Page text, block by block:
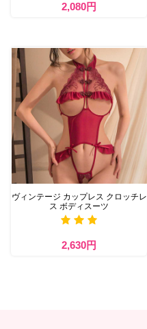
2,080円
ヴィンテージ カップレス クロッチレ
ス ボディスーツ
2,630円